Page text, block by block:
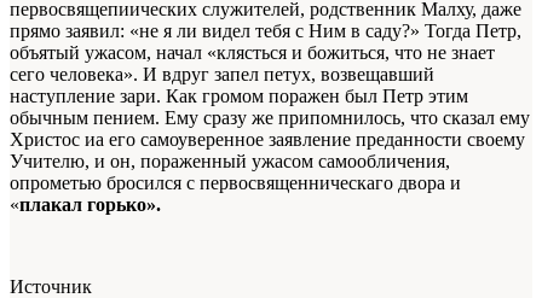
первосвящепиических служителей, родственник Малху, даже
прямо заявил: «не я ли видел тебя с Ним в саду?» Тогда Петр,
объятый ужасом, начал «клясться и божиться, что не знает
сего человека». И вдруг запел петух, возвещавший
наступление зари. Как громом поражен был Петр этим
обычным пением. Ему сразу же припомнилось, что сказал ему
Христос иа его самоуверенное заявление преданности своему
Учителю, и он, пораженный ужасом самообличения,
опрометью бросился с первосвященническаго двора и
«плакал горько».
Источник